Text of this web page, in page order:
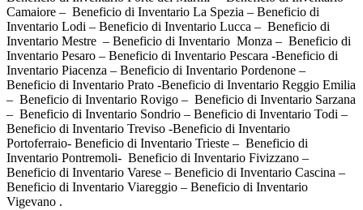
Camaiore – Beneficio di Inventario La Spezia – Beneficio di
Inventario Lodi – Beneficio di Inventario Lucca – Beneficio di
Inventario Mestre – Beneficio di Inventario Monza – Beneficio di
Inventario Pesaro – Beneficio di Inventario Pescara -Beneficio di
Inventario Piacenza – Beneficio di Inventario Pordenone –
Beneficio di Inventario Prato -Beneficio di Inventario Reggio Emilia
– Beneficio di Inventario Rovigo – Beneficio di Inventario Sarzana
– Beneficio di Inventario Sondrio – Beneficio di Inventario Todi –
Beneficio di Inventario Treviso -Beneficio di Inventario
Portoferraio- Beneficio di Inventario Trieste – Beneficio di
Inventario Pontremoli- Beneficio di Inventario Fivizzano –
Beneficio di Inventario Varese – Beneficio di Inventario Cascina –
Beneficio di Inventario Viareggio – Beneficio di Inventario
Vigevano .